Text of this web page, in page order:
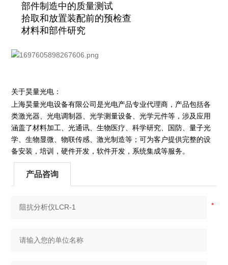
部件制造中的质量测试
拾取和放置装配前的预检查
材料和部件研究
关于昊量光电：
上海昊量光电设备有限公司是光电产品专业代理商，产品包括各
类激光器、光电调制器、光学测量设备、光学元件等，涉及应用
涵盖了材料加工、光通讯、生物医疗、科学研究、国防、量子光
学 、生物显微、物联传感、激光制造等；可为客户提供完整的设
备安装，培训，硬件开发，软件开发，系统集成等服务。
产品咨询